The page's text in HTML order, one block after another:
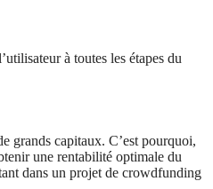
à toutes les étapes du
grands capitaux. C’est pourquoi,
une rentabilité optimale du
dans un projet de crowdfunding